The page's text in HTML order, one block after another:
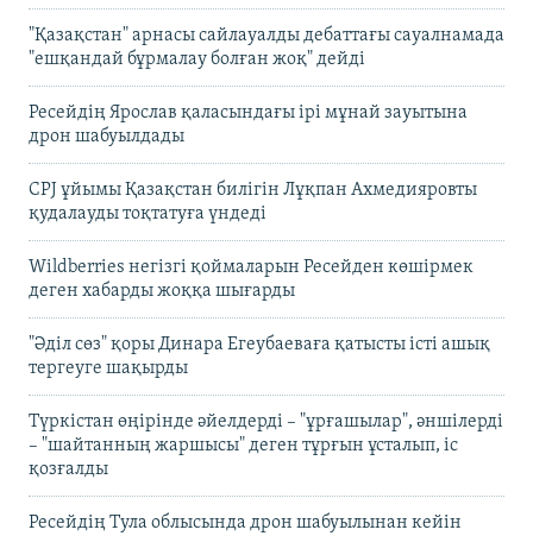
"Қазақстан" арнасы сайлауалды дебаттағы сауалнамада
"ешқандай бұрмалау болған жоқ" дейді
Ресейдің Ярослав қаласындағы ірі мұнай зауытына
дрон шабуылдады
CPJ ұйымы Қазақстан билігін Лұқпан Ахмедияровты
қудалауды тоқтатуға үндеді
Wildberries негізгі қоймаларын Ресейден көшірмек
деген хабарды жоққа шығарды
"Әділ сөз" қоры Динара Егеубаеваға қатысты істі ашық
тергеуге шақырды
Түркістан өңірінде әйелдерді – "ұрғашылар", әншілерді
– "шайтанның жаршысы" деген тұрғын ұсталып, іс
қозғалды
Ресейдің Тула облысында дрон шабуылынан кейін